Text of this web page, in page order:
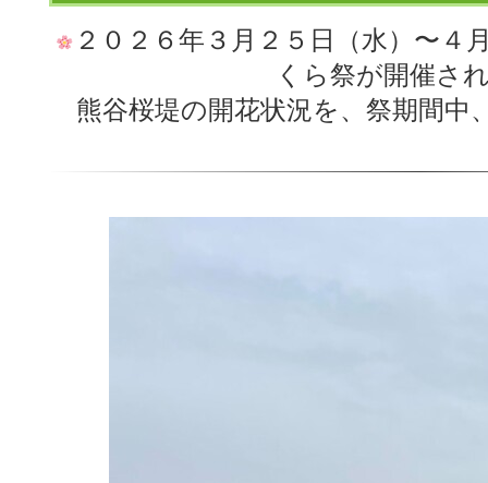
２０２６年３月２５日（水）〜４
くら祭が開催さ
熊谷桜堤の開花状況を、祭期間中